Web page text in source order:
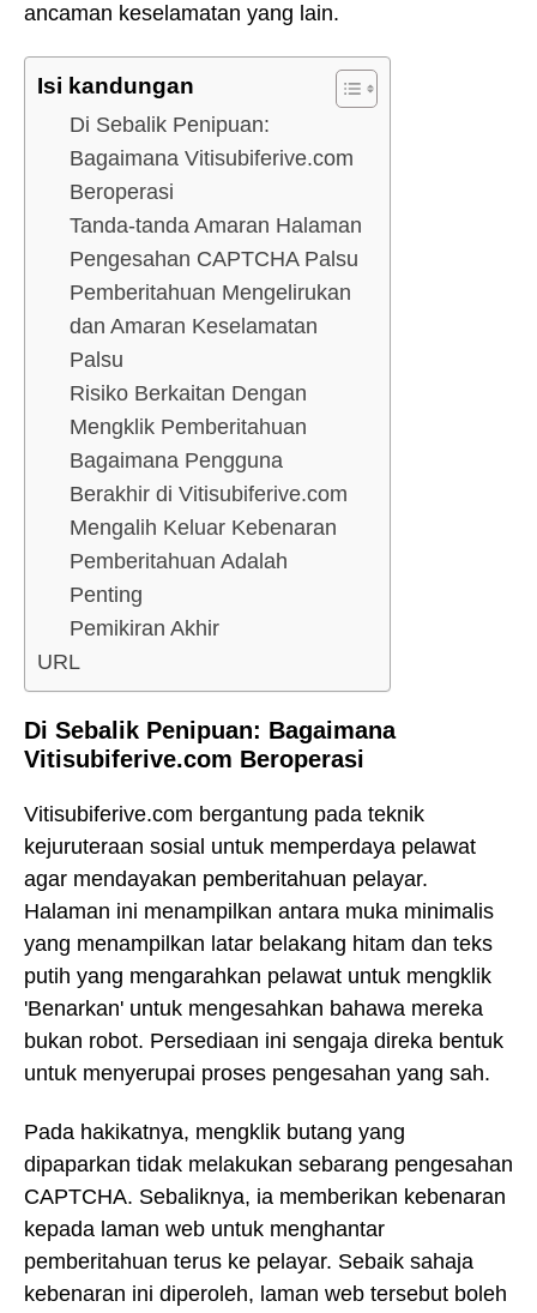
ancaman keselamatan yang lain.
Isi kandungan
Di Sebalik Penipuan:
Bagaimana Vitisubiferive.com
Beroperasi
Tanda-tanda Amaran Halaman
Pengesahan CAPTCHA Palsu
Pemberitahuan Mengelirukan
dan Amaran Keselamatan
Palsu
Risiko Berkaitan Dengan
Mengklik Pemberitahuan
Bagaimana Pengguna
Berakhir di Vitisubiferive.com
Mengalih Keluar Kebenaran
Pemberitahuan Adalah
Penting
Pemikiran Akhir
URL
Di Sebalik Penipuan: Bagaimana
Vitisubiferive.com Beroperasi
Vitisubiferive.com bergantung pada teknik
kejuruteraan sosial untuk memperdaya pelawat
agar mendayakan pemberitahuan pelayar.
Halaman ini menampilkan antara muka minimalis
yang menampilkan latar belakang hitam dan teks
putih yang mengarahkan pelawat untuk mengklik
'Benarkan' untuk mengesahkan bahawa mereka
bukan robot. Persediaan ini sengaja direka bentuk
untuk menyerupai proses pengesahan yang sah.
Pada hakikatnya, mengklik butang yang
dipaparkan tidak melakukan sebarang pengesahan
CAPTCHA. Sebaliknya, ia memberikan kebenaran
kepada laman web untuk menghantar
pemberitahuan terus ke pelayar. Sebaik sahaja
kebenaran ini diperoleh, laman web tersebut boleh